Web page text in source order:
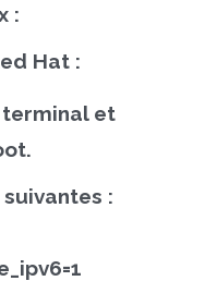
:
Hat :
et
: